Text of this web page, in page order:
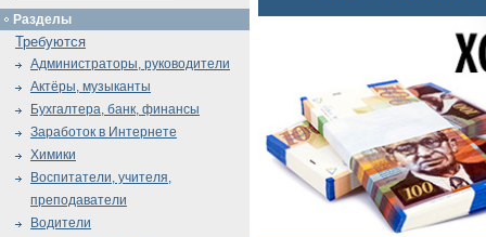
Разделы
Требуются
Администраторы, руководители
Актёры, музыканты
Бухгалтера, банк, финансы
Заработок в Интернете
Химики
Воспитатели, учителя,
преподаватели
Водители